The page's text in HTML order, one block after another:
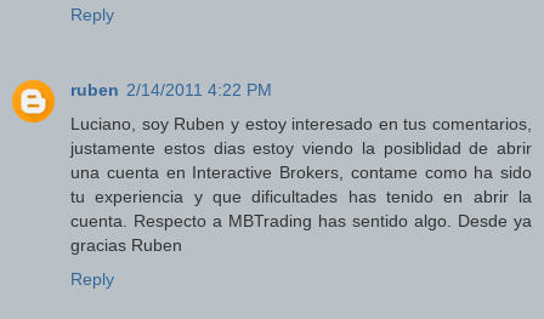
Reply
ruben 2/14/2011 4:22 PM
Luciano, soy Ruben y estoy interesado en tus comentarios,
justamente estos dias estoy viendo la posiblidad de abrir
una cuenta en Interactive Brokers, contame como ha sido
tu experiencia y que dificultades has tenido en abrir la
cuenta. Respecto a MBTrading has sentido algo. Desde ya
gracias Ruben
Reply